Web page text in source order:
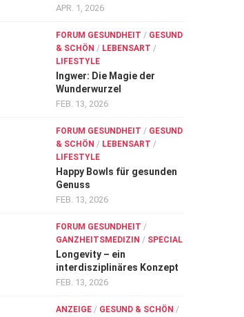
APR. 1, 2026
FORUM GESUNDHEIT / GESUND
& SCHÖN / LEBENSART /
LIFESTYLE
Ingwer: Die Magie der
Wunderwurzel
FEB. 13, 2026
FORUM GESUNDHEIT / GESUND
& SCHÖN / LEBENSART /
LIFESTYLE
Happy Bowls für gesunden
Genuss
FEB. 13, 2026
FORUM GESUNDHEIT /
GANZHEITSMEDIZIN / SPECIAL
Longevity – ein
interdisziplinäres Konzept
FEB. 13, 2026
ANZEIGE / GESUND & SCHÖN /